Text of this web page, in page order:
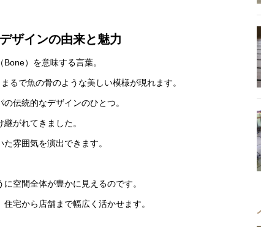
ザインの由来と魅力
）を意味する言葉。
るで魚の骨のような美しい模様が現れます。
伝統的なデザインのひとつ。
がれてきました。
雰囲気を演出できます。
空間全体が豊かに見えるのです。
宅から店舗まで幅広く活かせます。